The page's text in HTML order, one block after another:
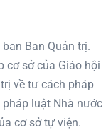
Ban Quản trị.
cơ sở của Giáo hội
về tư cách pháp
luật Nhà nước
cơ sở tự viện.